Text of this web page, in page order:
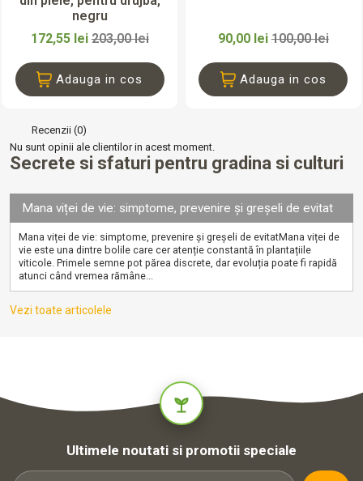
negru
172,55 lei203,00 lei
Adauga in cos
90,00 lei100,00 lei
Adauga in cos
Recenzii (0)
Nu sunt opinii ale clientilor in acest moment.
Secrete si sfaturi pentru gradina si culturi
Mana viței de vie: simptome, prevenire și greșeli de evitat
Mana viței de vie: simptome, prevenire și greșeli de evitatMana viței de
vie este una dintre bolile care cer atenție constantă în plantațiile
viticole. Primele semne pot părea discrete, dar evoluția poate fi rapidă
atunci când vremea rămâne...
Vezi toate articolele
Ultimele noutati si promotii speciale